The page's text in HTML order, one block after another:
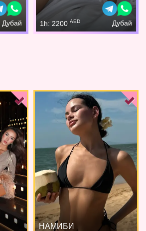
Дубай 1h: 2200AED Дубай
НАМИБИ